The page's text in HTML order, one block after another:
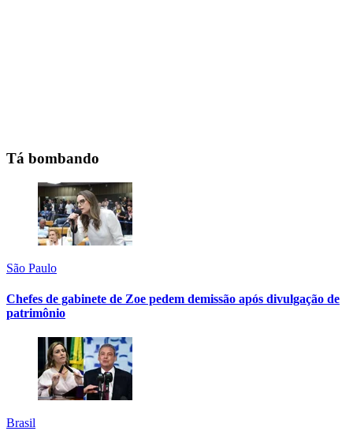
Tá bombando
São Paulo
Chefes de gabinete de Zoe pedem demissão após divulgação de
patrimônio
Brasil